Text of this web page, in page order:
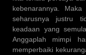
kebenarannya.
seharusnya justru
keadaan yang
Anggaplah mimpi
memperbaiki